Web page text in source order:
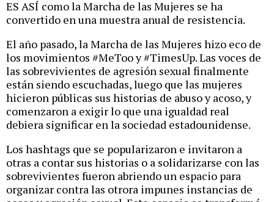
ES ASÍ como la Marcha de las Mujeres se ha
convertido en una muestra anual de resistencia.
El año pasado, la Marcha de las Mujeres hizo eco de
los movimientos #MeToo y #TimesUp. Las voces de
las sobrevivientes de agresión sexual finalmente
están siendo escuchadas, luego que las mujeres
hicieron públicas sus historias de abuso y acoso, y
comenzaron a exigir lo que una igualdad real
debiera significar en la sociedad estadounidense.
Los hashtags que se popularizaron e invitaron a
otras a contar sus historias o a solidarizarse con las
sobrevivientes fueron abriendo un espacio para
organizar contra las otrora impunes instancias de